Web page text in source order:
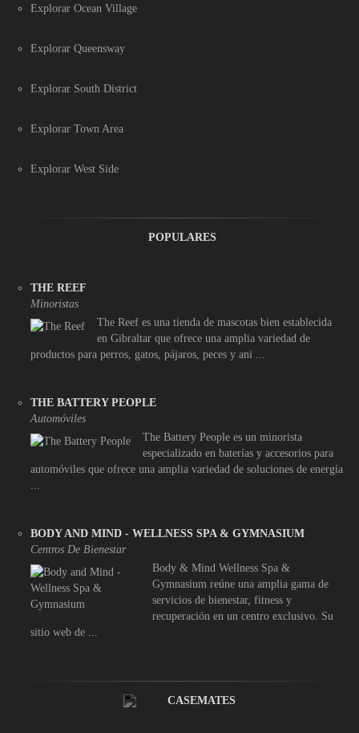
Explorar Ocean Village
Explorar Queensway
Explorar South District
Explorar Town Area
Explorar West Side
POPULARES
THE REEF
Minoristas
The Reef es una tienda de mascotas bien establecida
en Gibraltar que ofrece una amplia variedad de
productos para perros, gatos, pájaros, peces y ani ...
THE BATTERY PEOPLE
Automóviles
The Battery People es un minorista
especializado en baterías y accesorios para
automóviles que ofrece una amplia variedad de soluciones de energía
...
BODY AND MIND - WELLNESS SPA & GYMNASIUM
Centros De Bienestar
Body & Mind Wellness Spa &
Gymnasium reúne una amplia gama de
servicios de bienestar, fitness y
recuperación en un centro exclusivo. Su
sitio web de ...
CASEMATES